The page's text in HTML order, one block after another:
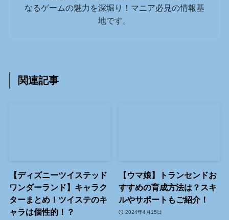
なるゲームの魅力を深堀り！マニア必見の情報基
地です。
関連記事
【ディズニーツイステッド
ワンダーランド】キャラク
ターまとめ！ツイステのキ
ャラは個性的！？
【ウマ娘】トランセンドお
すすめの育成方法は？スキ
ルやサポートもご紹介！
2024年4月15日